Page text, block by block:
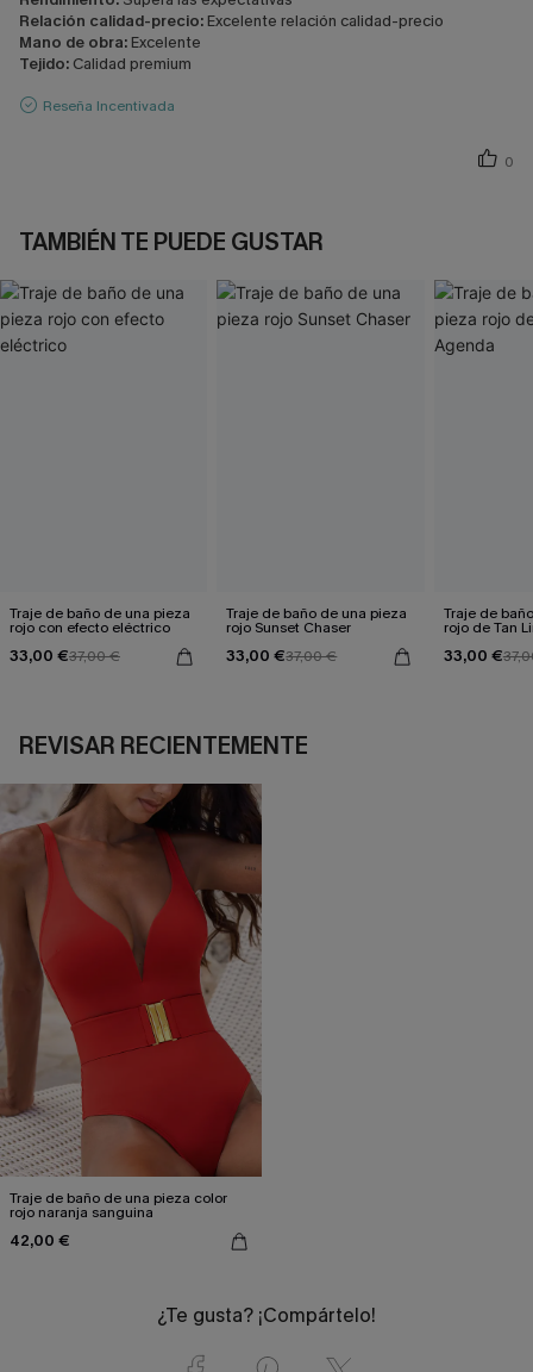
Relación calidad-precio: Excelente relación calidad-precio
Mano de obra: Excelente
Tejido: Calidad premium
Reseña Incentivada
0
TAMBIÉN TE PUEDE GUSTAR
Traje de baño de una pieza
rojo con efecto eléctrico
33,00 €37,00 €
Traje de baño de una pieza
rojo Sunset Chaser
33,00 €37,00 €
Traje de
rojo de Tan
33,00 €
REVISAR RECIENTEMENTE
Traje de baño de una pieza color
rojo naranja sanguina
42,00 €
¿Te gusta? ¡Compártelo!